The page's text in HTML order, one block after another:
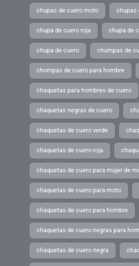
chupas de cuero moto chupas
chupa de cuero roja chupa de
chupa de cuero chumpas de
chompas de cuero para hombre
chaquetas para hombres de cuero
chaquetas negras de cuero
chaquetas de cuero verde
chaquetas de cuero roja
chaquetas de cuero para mujer de
chaquetas de cuero para moto
chaquetas de cuero para hombre
chaquetas de cuero negras para
chaquetas de cuero negra